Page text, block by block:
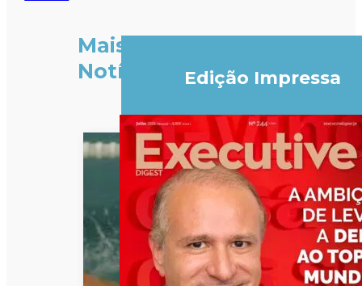
Mais
Notícias
Edição Impressa